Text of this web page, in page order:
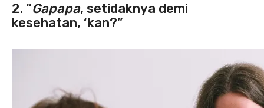
2. “Gapapa, setidaknya demi
kesehatan, ‘kan?”